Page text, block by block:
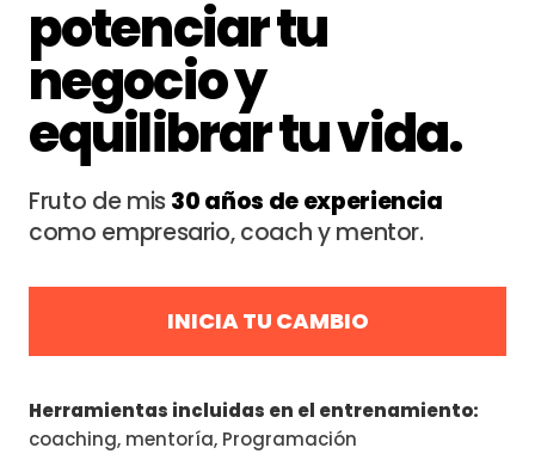
potenciar tu
negocio y
equilibrar tu vida.
Fruto de mis30 años de experiencia
como empresario, coach y mentor.
INICIA TU CAMBIO
Herramientas incluidas en el entrenamiento:
coaching, mentoría, Programación